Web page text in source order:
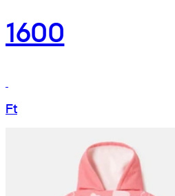
1600
Ft